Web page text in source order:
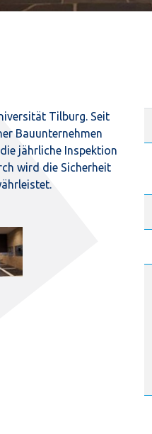
Tilburg. Seit
Bauunternehmen
jährliche Inspektion
wird die Sicherheit